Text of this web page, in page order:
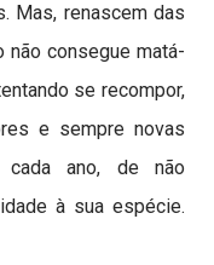
Mas, renascem das
não consegue matá-
se recompor,
e sempre novas
cada ano, de não
à sua espécie.